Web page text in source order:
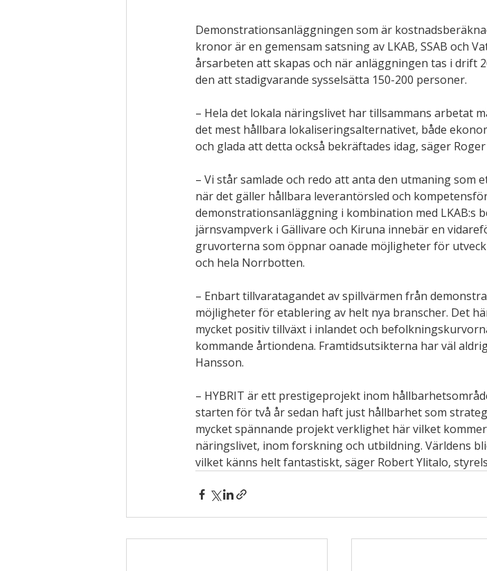
Demonstrationsanläggningen som är
kronor är en gemensam satsning av LKAB, SSAB och
årsarbeten att skapas och när anläggningen tas i drift
den att stadigvarande sysselsätta 150-200 personer.
– Hela det lokala näringslivet har tillsammans arbetat
det mest hållbara lokaliseringsalternativet, både
och glada att detta också bekräftades idag, säger
– Vi står samlade och redo att anta den utmaning
när det gäller hållbara leverantörsled och
demonstrationsanläggning i kombination med LKAB:s
järnsvampverk i Gällivare och Kiruna innebär en
gruvorterna som öppnar oanade möjligheter för
och hela Norrbotten.
– Enbart tillvaratagandet av spillvärmen från
möjligheter för etablering av helt nya branscher. Det
mycket positiv tillväxt i inlandet och
kommande årtiondena. Framtidsutsikterna har väl
Hansson.
– HYBRIT är ett prestigeprojekt inom
starten för två år sedan haft just hållbarhet som
mycket spännande projekt verklighet här vilket
näringslivet, inom forskning och utbildning. Världens
vilket känns helt fantastiskt, säger Robert Ylitalo,